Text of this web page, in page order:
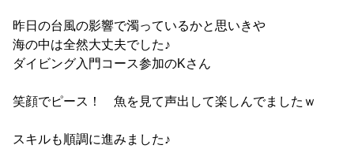
昨日の台風の影響で濁っているかと思いきや
海の中は全然大丈夫でした♪
ダイビング入門コース参加のKさん
笑顔でピース！ 魚を見て声出して楽しんでましたｗ
スキルも順調に進みました♪